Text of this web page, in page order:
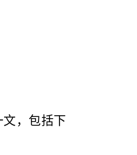
，包括下